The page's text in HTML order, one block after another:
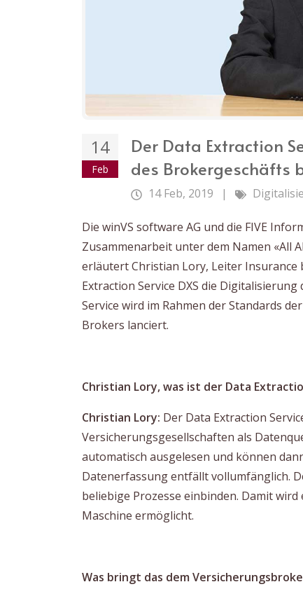
14
Feb
Der Data Extraction
des Brokergeschäfts
14 Feb, 2019 |
Die winVS software AG und die FIVE
Zusammenarbeit unter dem Namen «All
erläutert Christian Lory, Leiter Insurance
Extraction Service DXS die
Service wird im Rahmen der Standards
Brokers lanciert.
Christian Lory, was ist der Data
Christian Lory: Der Data Extraction
Versicherungsgesellschaften als
automatisch ausgelesen und können
Datenerfassung entfällt vollumfänglich.
beliebige Prozesse einbinden. Damit
Maschine ermöglicht.
Was bringt das dem